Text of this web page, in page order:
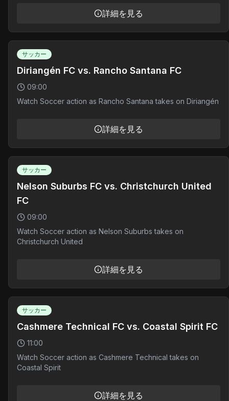
詳細を見る
サッカー
Diriangén FC vs. Rancho Santana FC
09:00
Watch Soccer action as Rancho Santana takes on Diriangén
詳細を見る
サッカー
Nelson Suburbs FC vs. Christchurch United
FC
09:00
Watch Soccer action as Nelson Suburbs takes on
Christchurch United
詳細を見る
サッカー
Cashmere Technical FC vs. Coastal Spirit FC
11:00
Watch Soccer action as Cashmere Technical takes on
Coastal Spirit
詳細を見る